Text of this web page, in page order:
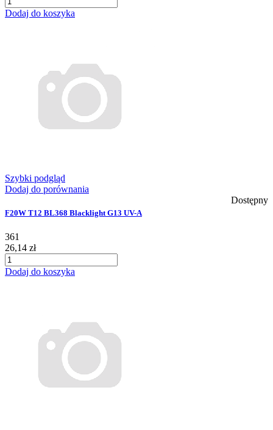
Dodaj do koszyka
Szybki podgląd
Dodaj do porównania
Dostępny
F20W T12 BL368 Blacklight G13 UV-A
361
26,14 zł
Dodaj do koszyka